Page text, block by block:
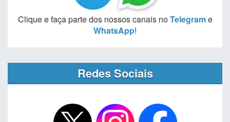
Clique e faça parte dos nossos canais noTelegrame
WhatsApp!
Redes Sociais